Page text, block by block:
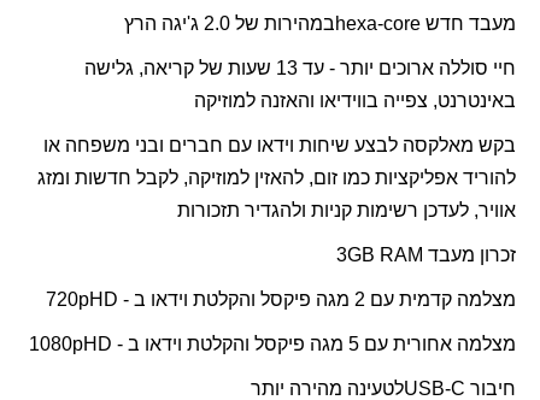
מעבד חדש hexa-coreבמהירות של 2.0 ג'יגה הרץ
חיי סוללה ארוכים יותר - עד 13 שעות של קריאה, גלישה
באינטרנט, צפייה בווידיאו והאזנה למוזיקה
בקש מאלקסה לבצע שיחות וידאו עם חברים ובני משפחה או
להוריד אפליקציות כמו זום, להאזין למוזיקה, לקבל חדשות ומזג
אוויר, לעדכן רשימות קניות ולהגדיר תזכורות
זכרון מעבד GB RAM
3
מצלמה קדמית עם 2 מגה פיקסל והקלטת וידאו ב - HD
720p
מצלמה אחורית עם 5 מגה פיקסל והקלטת וידאו ב - HD
1080p
חיבור USB-Cלטעינה מהירה יותר